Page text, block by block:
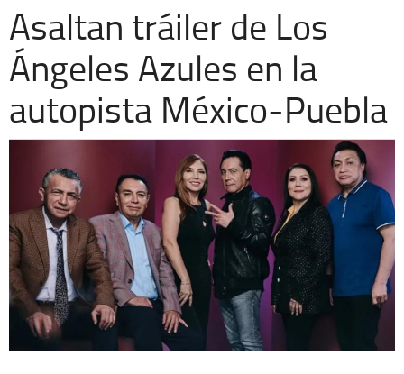
Cronos
Economía
Espectáculos
Extra +
Asaltan tráiler de Los
Ángeles Azules en la
autopista México-Puebla